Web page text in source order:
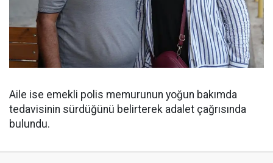
Aile ise emekli polis memurunun yoğun bakımda
tedavisinin sürdüğünü belirterek adalet çağrısında
bulundu.